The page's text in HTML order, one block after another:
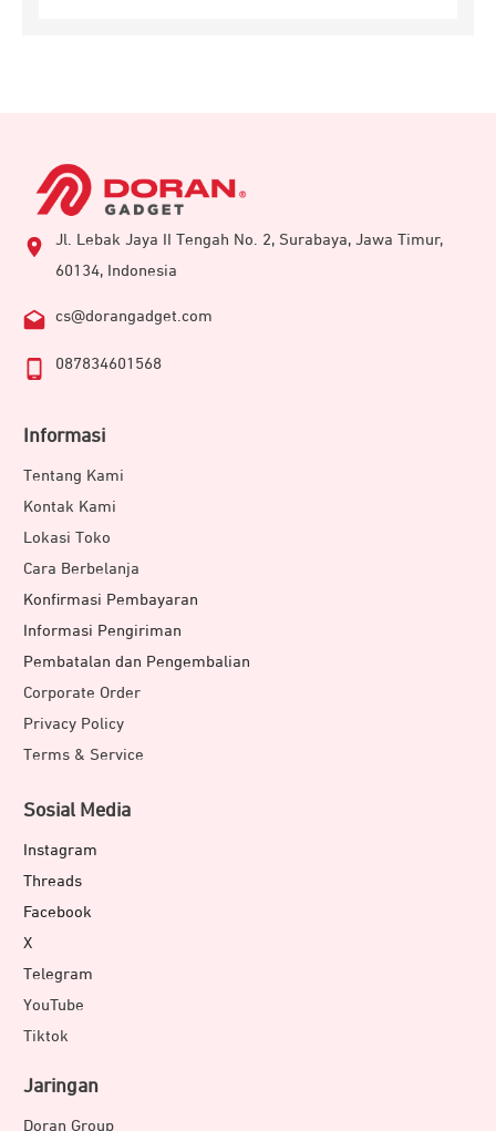
Jl. Lebak Jaya II Tengah No. 2, Surabaya, Jawa Timur,
60134, Indonesia
cs@dorangadget.com
087834601568
Informasi
Tentang Kami
Kontak Kami
Lokasi Toko
Cara Berbelanja
Konfirmasi Pembayaran
Informasi Pengiriman
Pembatalan dan Pengembalian
Corporate Order
Privacy Policy
Terms & Service
Sosial Media
Instagram
Threads
Facebook
X
Telegram
YouTube
Tiktok
Jaringan
Doran Group